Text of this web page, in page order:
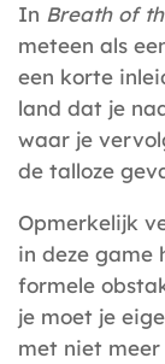
In Breath of
meteen als
een korte
land dat je
waar je
de talloze
Opmerkelijk
in deze game
formele
je moet je
met niet meer